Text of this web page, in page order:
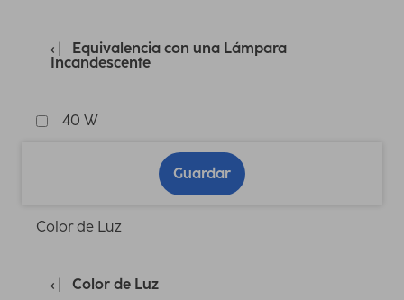
Equivalencia con una Lámpara
Incandescente
40 W
Guardar
Color de Luz
Color de Luz